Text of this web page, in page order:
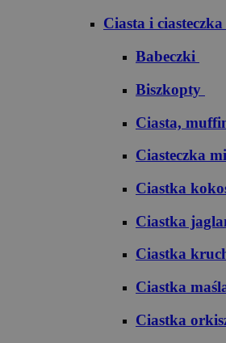
Ciasta i ciasteczka
Babeczki
Biszkopty
Ciasta,
Ciasteczka
Ciastka
Ciastka
Ciastka
Ciastka
Ciastka